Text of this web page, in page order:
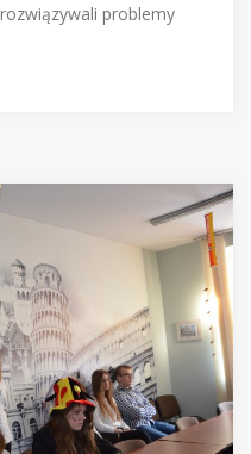
problemy